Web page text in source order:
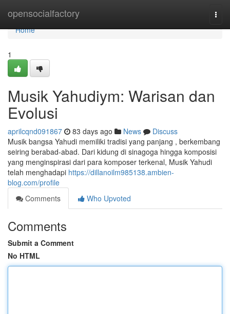
opensocialfactory
Home
Home
1
Musik Yahudiym: Warisan dan
Evolusi
aprilcqnd091867 83 days ago News
Discuss
Musik bangsa Yahudi memiliki tradisi yang panjang , berkembang
seiring berabad-abad. Dari kidung di sinagoga hingga komposisi
yang menginspirasi dari para komposer terkenal, Musik Yahudi
telah menghadapi https://dillanoilm985138.ambien-
blog.com/profile
Comments
Who Upvoted
Comments
Submit a Comment
No HTML